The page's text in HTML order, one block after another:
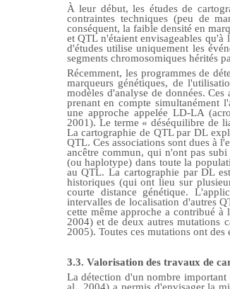
À leur début, les études de
contraintes techniques (peu de
conséquent, la faible densité en
et QTL n'étaient envisageables
d'études utilise uniquement les
segments chromosomiques hérités
Récemment, les programmes de
marqueurs génétiques, de
modèles d'analyse de données.
prenant en compte simultanément
une approche appelée LD-LA
2001). Le terme « déséquilibre de
La cartographie de QTL par DL
QTL. Ces associations sont dues à
ancêtre commun, qui n'ont pas
(ou haplotype) dans toute la
au QTL. La cartographie par DL
historiques (qui ont lieu sur
courte distance génétique.
intervalles de localisation d'autres
cette même approche a contribué
2004) et de deux autres mutations
2005). Toutes ces mutations ont
3.3. Valorisation des travaux de
La détection d'un nombre